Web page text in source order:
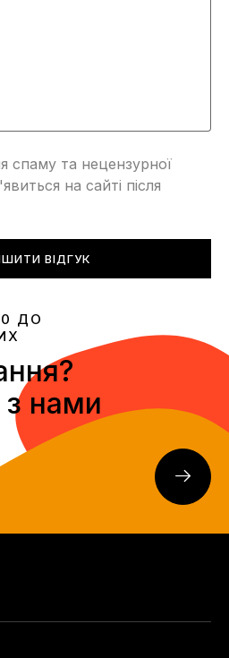
спаму та нецензурної
на сайті після
ВІДГУК
ДО
з нами